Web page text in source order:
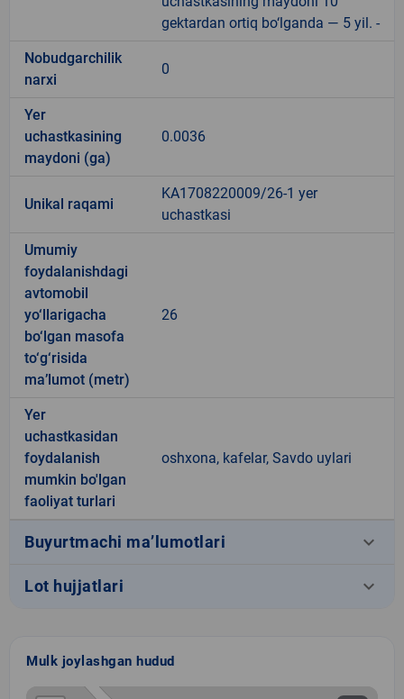
gektardan ortiq bo‘lganda — 5 yil. -
Nobudgarchilik
narxi
0
Yer
uchastkasining
maydoni (ga)
0.0036
Unikal raqami
KA1708220009/26-1 yer
uchastkasi
Umumiy
foydalanishdagi
avtomobil
yo‘llarigacha
bo‘lgan masofa
to‘g‘risida
ma’lumot (metr)
26
Yer
uchastkasidan
foydalanish
mumkin bo'lgan
faoliyat turlari
oshxona, kafelar, Savdo uylari
Buyurtmachi ma’lumotlari keyboard_arrow_down
Lot hujjatlari keyboard_arrow_down
Mulk joylashgan hudud